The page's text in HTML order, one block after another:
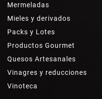
Mermeladas
Mieles y derivados
Packs y Lotes
Productos Gourmet
Quesos Artesanales
Vinagres y reducciones
Vinoteca